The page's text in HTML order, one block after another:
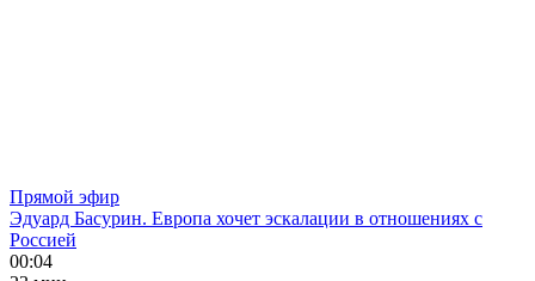
Прямой эфир
Эдуард Басурин. Европа хочет эскалации в отношениях с
Россией
00:04